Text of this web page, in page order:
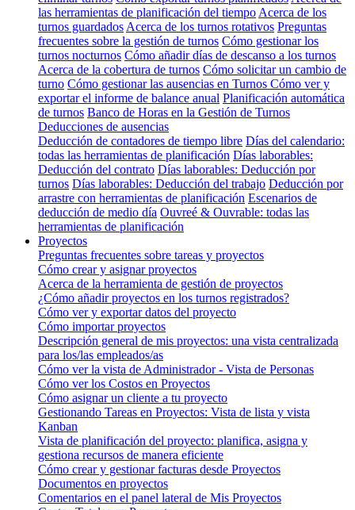
las herramientas de planificación del tiempo Acerca de los
turnos guardados Acerca de los turnos rotativos Preguntas
frecuentes sobre la gestión de turnos Cómo gestionar los
turnos nocturnos Cómo añadir días de descanso a los turnos
Acerca de la cobertura de turnos Cómo solicitar un cambio de
turno Cómo gestionar las ausencias en Turnos Cómo ver y
exportar el informe de balance anual Planificación automática
de turnos Banco de Horas en la Gestión de Turnos
Deducciones de ausencias
Deducción de contadores de tiempo libre Días del calendario:
todas las herramientas de planificación Días laborables:
Deducción del contrato Días laborables: Deducción por
turnos Días laborables: Deducción del trabajo Deducción por
arrastre con herramientas de planificación Escenarios de
deducción de medio día Ouvreé & Ouvrable: todas las
herramientas de planificación
Proyectos
Preguntas frecuentes sobre tareas y proyectos
Cómo crear y asignar proyectos
Acerca de la herramienta de gestión de proyectos
¿Cómo añadir proyectos en los turnos registrados?
Cómo ver y exportar datos del proyecto
Cómo importar proyectos
Descripción general de mis proyectos: una vista centralizada
para los/las empleados/as
Cómo ver la vista de Administrador - Vista de Personas
Cómo ver los Costos en Proyectos
Cómo asignar un cliente a tu proyecto
Gestionando Tareas en Proyectos: Vista de lista y vista
Kanban
Vista de planificación del proyecto: planifica, asigna y
gestiona recursos de manera eficiente
Cómo crear y gestionar facturas desde Proyectos
Documentos en proyectos
Comentarios en el panel lateral de Mis Proyectos